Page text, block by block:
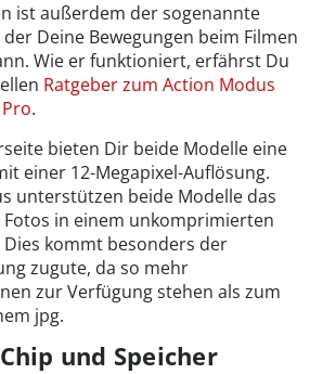
ist außerdem der sogenannte
Deine Bewegungen beim Filmen
Wie er funktioniert, erfährst Du
Ratgeber zum Action Modus
.
bieten Dir beide Modelle eine
einer 12-Megapixel-Auflösung.
unterstützen beide Modelle das
Fotos in einem unkomprimierten
Dies kommt besonders der
zugute, da so mehr
zur Verfügung stehen als zum
jpg.
und Speicher